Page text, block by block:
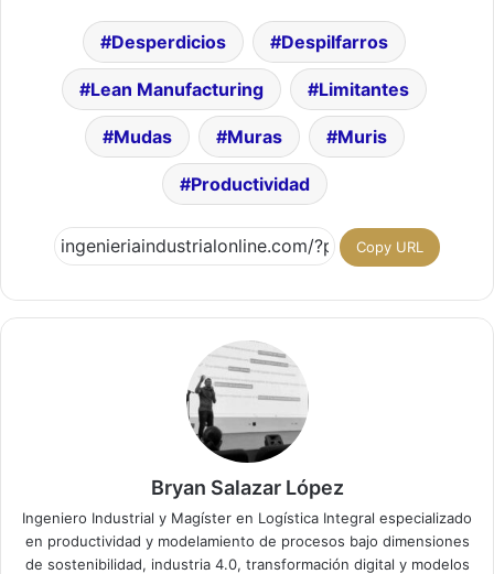
Desperdicios Despilfarros
Lean Manufacturing Limitantes
Mudas Muras Muris
Productividad
Copy URL
Bryan Salazar López
Ingeniero Industrial y Magíster en Logística Integral especializado
en productividad y modelamiento de procesos bajo dimensiones
de sostenibilidad, industria 4.0, transformación digital y modelos